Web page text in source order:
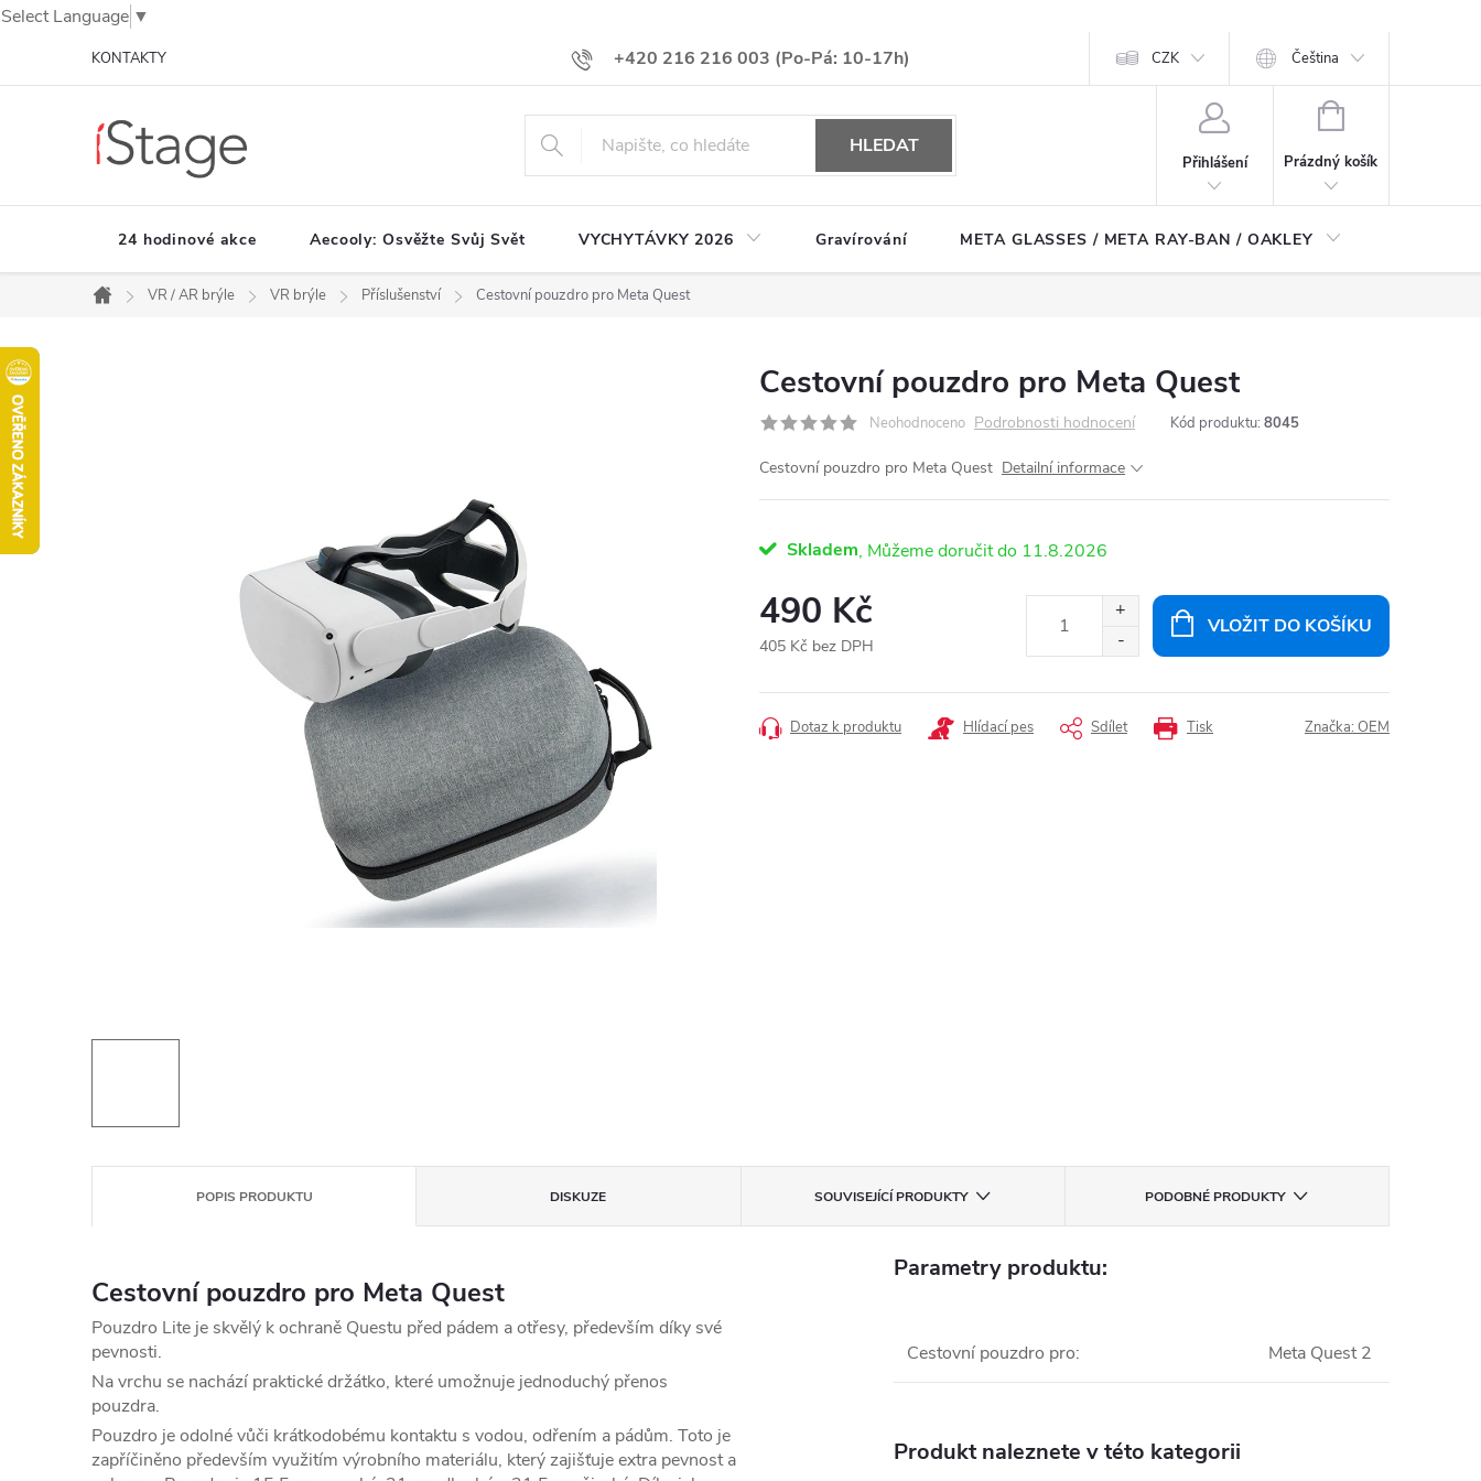
Select Language ▼
+420 216 216 003
KONTAKTY CZK Čeština
HLEDAT
Přihlášení
NÁKUPNÍ
Prázdný košík
24 hodinové akce Aecooly: Osvěžte Svůj Svět VYCHYTÁVKY 2026 Gravírování META GLASSES / META RAY-BAN / OAKLEY
Domů
VR / AR brýle VR brýle Příslušenství Cestovní pouzdro pro Meta Quest
Cestovní pouzdro pro Meta Quest
Neohodnoceno Podrobnosti hodnocení Kód produktu: 8045
Cestovní pouzdro pro Meta Quest Detailní informace
Skladem 11.8.2026
490 Kč
405 Kč bez DPH
cena:
VLOŽIT DO KOŠÍKU
Tisk
Dotaz k produktu Hlídací pes Sdílet Značka: OEM
POPIS PRODUKTU DISKUZE SOUVISEJÍCÍ PRODUKTY PODOBNÉ PRODUKTY
Cestovní pouzdro pro Meta Quest
Pouzdro Lite je skvělý k ochraně Questu před pádem a otřesy, především díky své
pevnosti.
Na vrchu se nachází praktické držátko, které umožnuje jednoduchý přenos
pouzdra.
Pouzdro je odolné vůči krátkodobému kontaktu s vodou, odřením a pádům. Toto je
zapříčiněno především využitím výrobního materiálu, který zajišťuje extra pevnost a
Parametry produktu:
Cestovní pouzdro pro: Meta Quest 2
Produkt naleznete v této kategorii